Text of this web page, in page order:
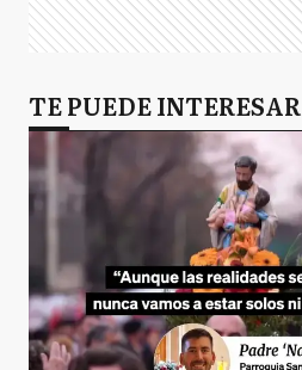
TE PUEDE INTERESAR